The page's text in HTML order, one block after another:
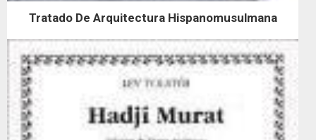
Tratado De Arquitectura Hispanomusulmana